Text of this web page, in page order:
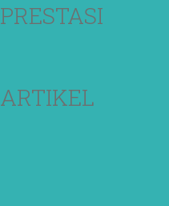
PRESTASI
ARTIKEL